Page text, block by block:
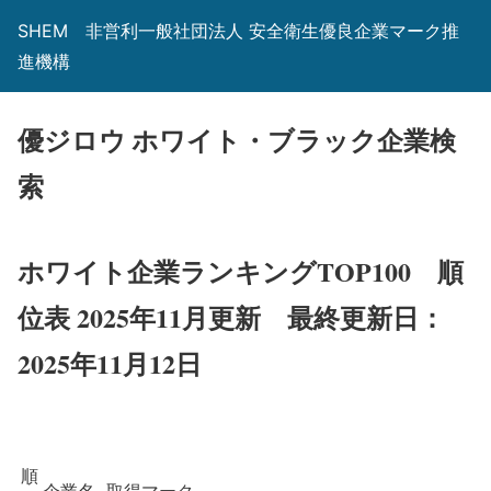
SHEM 非営利一般社団法人 安全衛生優良企業マーク推
進機構
優ジロウ ホワイト・ブラック企業検
索
ホワイト企業ランキングTOP100 順
位表 2025年11月更新 最終更新日：
2025年11月12日
順